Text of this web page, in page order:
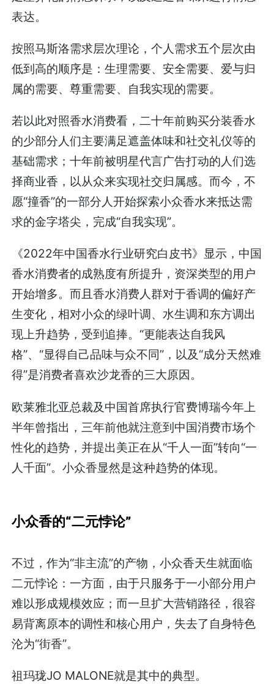
表达。
按照马斯洛需求层次理论，个人需求五个层次由
低到高的顺序是：生理需要、安全需要、爱与归
属的需要、尊重需要、自我实现的需要。
若以此对照香水消费看，二十年前购买分装香水
的少部分人们主要满足遮盖体味和社交礼仪等的
基础需求；十年前被明星代言广告打动的人们选
择商业香，以从众来实现社交归属感。而今，不
愿“撞香”的一部分人开始探索小众香水来抵达需
求的金字塔尖，完成“自我实现”。
《2022年中国香水行业研究白皮书》显示，中国
香水消费者的成熟度有所提升，资深类型的用户
开始增多。而且香水消费人群对于香调的偏好产
生变化，相对小众的绿叶调、水生调和东方调出
现上升趋势，受到追捧。“更能表达自我风
格”、“显得自己品味与众不同”，以及“成分天然难
得”是消费者喜欢沙龙香的三大原因。
欧莱雅北亚总裁及中国首席执行官费博瑞今年上
半年曾指出，三年前他就注意到中国消费市场个
性化的趋势，并提出美正在从“千人一面”转向“一
人千面”。小众香显然是这种趋势的体现。
小众香的“二元悖论”
不过，作为“非主流”的产物，小众香天生就面临
二元悖论：一方面，由于只服务于一小部分用户
难以形成规模效应；而一旦扩大营销路径，很容
易背离原本的调性和核心用户，失去了自身特色
沦为“街香”。
祖玛珑JO MALONE就是其中的典型。